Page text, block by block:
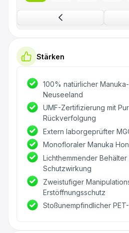
Stärken
100% natürlicher
Neuseeland
UMF-Zertifizierung mit
Rückverfolgung
Extern laborgeprüfter
Monofloraler Manuka
Lichthemmender Behälter
Schutzwirkung
Zweistufiger
Erstöffnungsschutz
Stoßunempfindlicher